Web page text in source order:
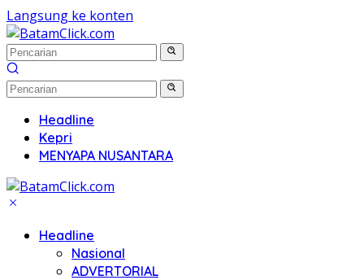
Langsung ke konten
Headline
Kepri
MENYAPA NUSANTARA
Headline
Nasional
ADVERTORIAL